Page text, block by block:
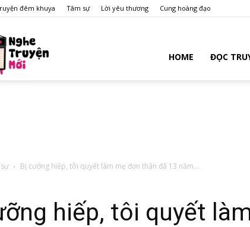
đêm khuya Tâm sự Lời yêu thương Cung hoàng đạo
HOME ĐỌC
Bị cưỡng hiếp, tôi quyết làm mẹ đơn thân đã 13 năm...
hiếp, tôi quyết